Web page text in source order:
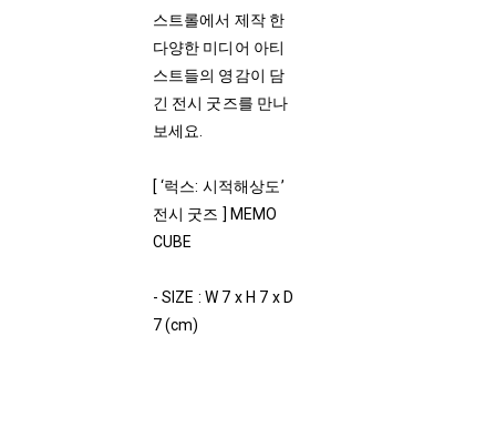
스트롤에서 제작 한
다양한 미디어 아티
스트들의 영감이 담
긴 전시 굿즈를 만나
보세요.
[ ‘럭스: 시적해상도’
전시 굿즈 ] MEMO
CUBE
- SIZE : W 7 x H 7 x D
7 (cm)